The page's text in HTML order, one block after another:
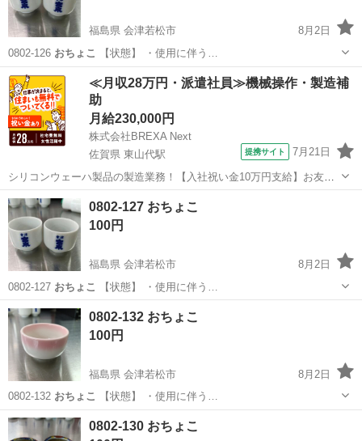
福島県 会津若松市
8月2日
0802-126 おちょこ 【状態】 ・使用に伴う…
福島 会津若松市 食器 おちょこ
≪月収28万円・派遣社員≫機械操作・製造補
助
月給230,000円
株式会社BREXA Next
佐賀県 東山代駅
提携サイト 7月21日
シリコンウェーハ製品の製造業務！【入社祝い金10万円支給】お友達
やカップルとの応募OK◎年間休日129日＆休出なしでプライベート充
実♪業務はクリーンルームで快適作業◎自社正社員登用制度あり★1食
300円～の格安食堂あり！《佐...
佐賀 伊万里市 東山代駅
0802-127 おちょこ
100円
福島県 会津若松市
8月2日
0802-127 おちょこ 【状態】 ・使用に伴う…
福島 会津若松市 食器
0802-132 おちょこ
100円
福島県 会津若松市
8月2日
0802-132 おちょこ 【状態】 ・使用に伴う…
福島 会津若松市 食器
0802-130 おちょこ